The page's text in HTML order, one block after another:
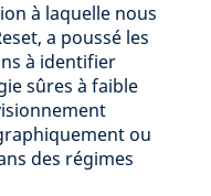
à laquelle nous
a poussé les
à identifier
sûres à faible
ou
des régimes